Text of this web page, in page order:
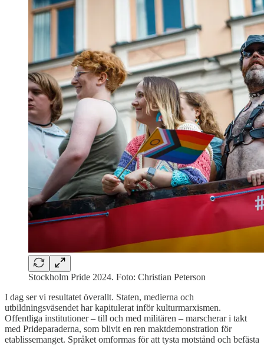
Stockholm Pride 2024. Foto: Christian Peterson
I dag ser vi resultatet överallt. Staten, medierna och
utbildningsväsendet har kapitulerat inför kulturmarxismen.
Offentliga institutioner – till och med militären – marscherar i takt
med Prideparaderna, som blivit en ren maktdemonstration för
etablissemanget. Språket omformas för att tysta motstånd och befästa